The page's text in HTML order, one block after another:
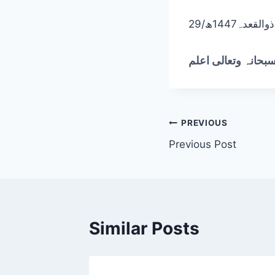
29/ذوالقعدہ1447ھ
وتعالی اعلم
Post
navigation
PREVIOUS
Previous Post
Similar Posts